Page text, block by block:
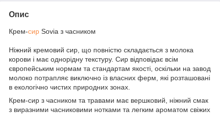
Опис
Крем-сир Sovia з часником
Ніжний кремовий сир, що повністю складається з молока
корови і має однорідну текстуру. Сир відповідає всім
європейським нормам та стандартам якості, оскільки на завод
молоко потрапляє виключно із власних ферм, які розташовані
в екологічно чистих природних зонах.
Крем-сир з часником та травами має вершковий, ніжний смак
з виразними часниковими нотками та легким ароматом свіжих